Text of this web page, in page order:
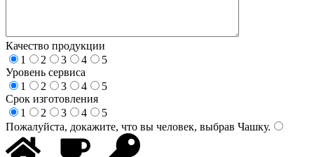
Качество продукции
1
2 3 4
5
Уровень сервиса
1
2 3 4
5
Срок изготовления
1
2 3 4
5
Пожалуйста, докажите, что вы человек, выбрав Чашку.